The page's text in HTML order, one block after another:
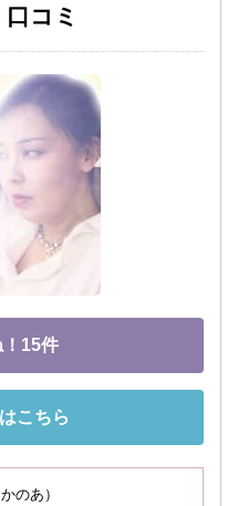
コミ
15件
こちら
のあ）